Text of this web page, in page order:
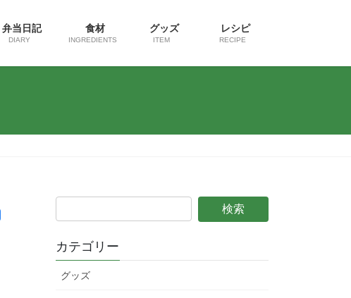
弁当日記
DIARY
食材
INGREDIENTS
グッズ
ITEM
レシピ
RECIPE
カテゴリー
グッズ